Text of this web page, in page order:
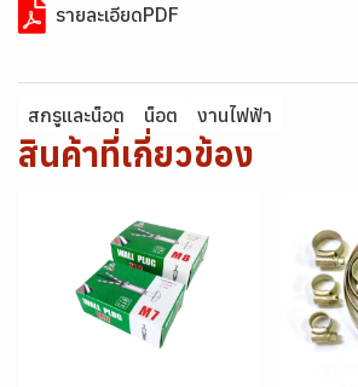
รายละเอียดPDF
สกรูและน็อต น็อต งานไฟฟ้า
สินค้าที่เกี่ยวข้อง